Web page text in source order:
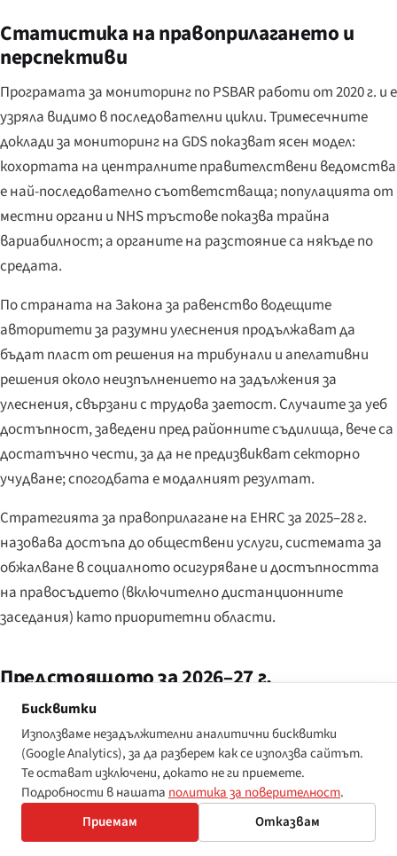
Статистика на правоприлагането и
перспективи
Програмата за мониторинг по PSBAR работи от 2020 г. и е
узряла видимо в последователни цикли. Тримесечните
доклади за мониторинг на GDS показват ясен модел:
кохортата на централните правителствени ведомства
е най-последователно съответстваща; популацията от
местни органи и NHS тръстове показва трайна
вариабилност; а органите на разстояние са някъде по
средата.
По страната на Закона за равенство водещите
авторитети за разумни улеснения продължават да
бъдат пласт от решения на трибунали и апелативни
решения около неизпълнението на задължения за
улеснения, свързани с трудова заетост. Случаите за уеб
достъпност, заведени пред районните съдилища, вече са
достатъчно чести, за да не предизвикват секторно
учудване; спогодбата е модалният резултат.
Стратегията за правоприлагане на EHRC за 2025–28 г.
назовава достъпа до обществени услуги, системата за
обжалване в социалното осигуряване и достъпността
на правосъдието (включително дистанционните
заседания) като приоритетни области.
Предстоящото за 2026–27 г.
Три конкретни развития, за които трябва да се следи.
Първо,Законът за обществените поръчки от 2023 г.
достига края на първия си пълен оперативен цикъл през
2026 г.; бележките по политиката на обществените
поръчки (PPN) на Кабинетната служба за осъзната на
достъпността обществена поръчка се очаква да бъдат
Бисквитки
Използваме незадължителни аналитични бисквитки
(Google Analytics), за да разберем как се използва сайтът.
Те остават изключени, докато не ги приемете.
Подробности в нашата политика за поверителност.
Приемам
Отказвам